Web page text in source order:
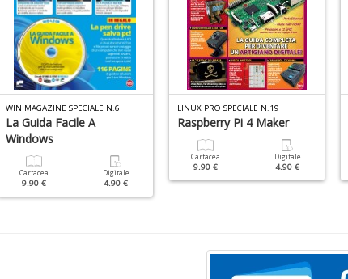
WIN MAGAZINE SPECIALE N.6
La Guida Facile A
Windows
Cartacea
9.90 €
Digitale
4.90 €
LINUX PRO SPECIALE N.19
Raspberry Pi 4 Maker
Cartacea
9.90 €
Digitale
4.90 €